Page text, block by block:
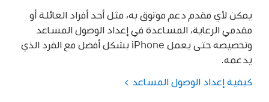
يمكن لأي مقدم دعم موثوق به، مثل أحد أفراد العائلة أو
مقدمي الرعاية، المساعدة في إعداد الوصول المساعد
وتخصيصه حتى يعمل iPhone بشكل أفضل مع الفرد الذي
يدعمه.
كيفية إعداد الوصول المساعد